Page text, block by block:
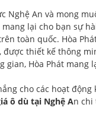
Nghệ An và mong
lại cho bạn sự
toàn quốc. Hòa
thiết kế thông
Hòa Phát mang
cho các hoạt
ô dù tại Nghệ An chi